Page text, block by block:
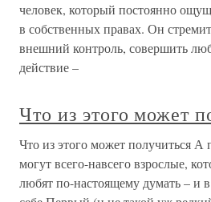
человек, который постоянно
в собственных правах. Он
внешний контроль, совершить
действие –
Что из этого может
Что из этого может получиться А
могут всего-навсего взрослые,
любят по-настоящему думать – и